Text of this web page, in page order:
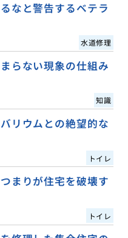
なと警告するベテラ
水道修理
らない現象の仕組み
知識
リウムとの絶望的な
トイレ
まりが住宅を破壊す
トイレ